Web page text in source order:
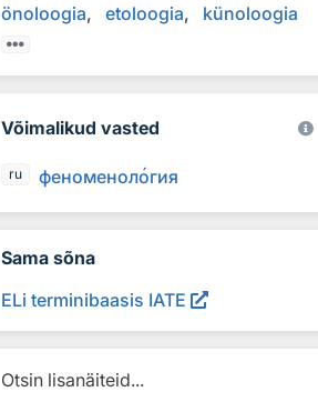
önoloogia
etoloogia künoloogia
Võimalikud vasted
ru феноменология
Sama sõna
ELi terminibaasis IATE
Otsin lisanäiteid...